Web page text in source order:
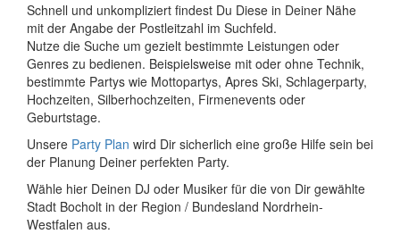
Schnell und unkompliziert findest Du Diese in Deiner Nähe
mit der Angabe der Postleitzahl im Suchfeld.
Nutze die Suche um gezielt bestimmte Leistungen oder
Genres zu bedienen. Beispielsweise mit oder ohne Technik,
bestimmte Partys wie Mottopartys, Apres Ski, Schlagerparty,
Hochzeiten, Silberhochzeiten, Firmenevents oder
Geburtstage.
Unsere Party Plan wird Dir sicherlich eine große Hilfe sein bei
der Planung Deiner perfekten Party.
Wähle hier Deinen DJ oder Musiker für die von Dir gewählte
Stadt Bocholt in der Region / Bundesland Nordrhein-
Westfalen aus.